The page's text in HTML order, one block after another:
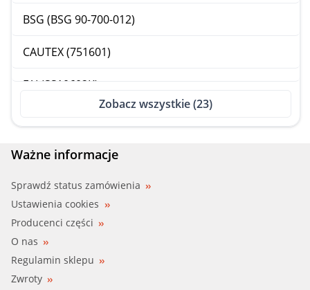
BSG (BSG 90-700-012)
CAUTEX (751601)
FAI (SS10602K)
GSP (535187K)
IMPERGOM (11724)
MAXGEAR (72-3264)
MAXGEAR (72-3957)
Zobacz wszystkie (23)
Ważne informacje
Sprawdź status zamówienia
Ustawienia cookies
Producenci części
O nas
Regulamin sklepu
Zwroty